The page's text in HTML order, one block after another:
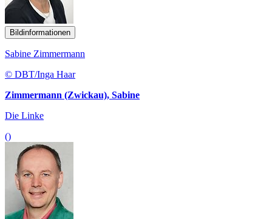
Bildinformationen
Sabine Zimmermann
© DBT/Inga Haar
Zimmermann (Zwickau), Sabine
Die Linke
()